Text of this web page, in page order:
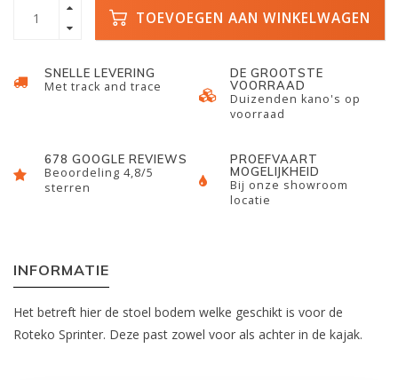
TOEVOEGEN AAN WINKELWAGEN
SNELLE LEVERING
Met track and trace
DE GROOTSTE
VOORRAAD
Duizenden kano's op
voorraad
678 GOOGLE REVIEWS
Beoordeling 4,8/5
sterren
PROEFVAART
MOGELIJKHEID
Bij onze showroom
locatie
INFORMATIE
Het betreft hier de stoel bodem welke geschikt is voor de
Roteko Sprinter. Deze past zowel voor als achter in de kajak.